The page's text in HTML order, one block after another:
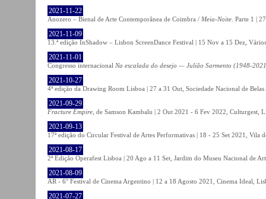
2021-11-22
Anozero – Bienal de Arte Contemporânea de Coimbra / Meia-Noite . Parte 1 |
2021-11-09
13.ª edição InShadow – Lisbon ScreenDance Festival | 15 Nov a 15 Dez,
2021-11-01
Congresso internacional Na escalada do desejo — Julião Sarmento (1948-
2021-10-27
4ª edição da Drawing Room Lisboa | 27 a 31 Out, Sociedade Nacional de
2021-09-29
Fracture Empire , de Samson Kambalu | 2 Out 2021 - 6 Fev 2022, Culturgest,
2021-09-13
17ª edição do Circular Festival de Artes Performativas | 18 - 25 Set 2021, Vila
2021-08-17
2ª Edição Operafest Lisboa | 20 Ago a 11 Set, Jardim do Museu Nacional de
2021-08-09
AR - 6° Festival de Cinema Argentino | 12 a 18 Agosto 2021, Cinema Ideal,
2021-07-27